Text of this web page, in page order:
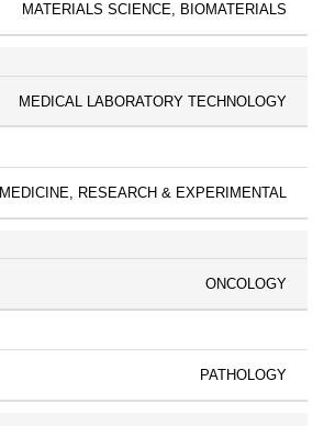
MATERIALS SCIENCE, BIOMATERIALS
MEDICAL LABORATORY TECHNOLOGY
MEDICINE, RESEARCH & EXPERIMENTAL
ONCOLOGY
PATHOLOGY